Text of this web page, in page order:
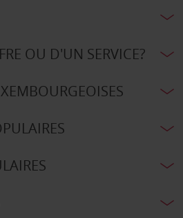
OU D'UN SERVICE?